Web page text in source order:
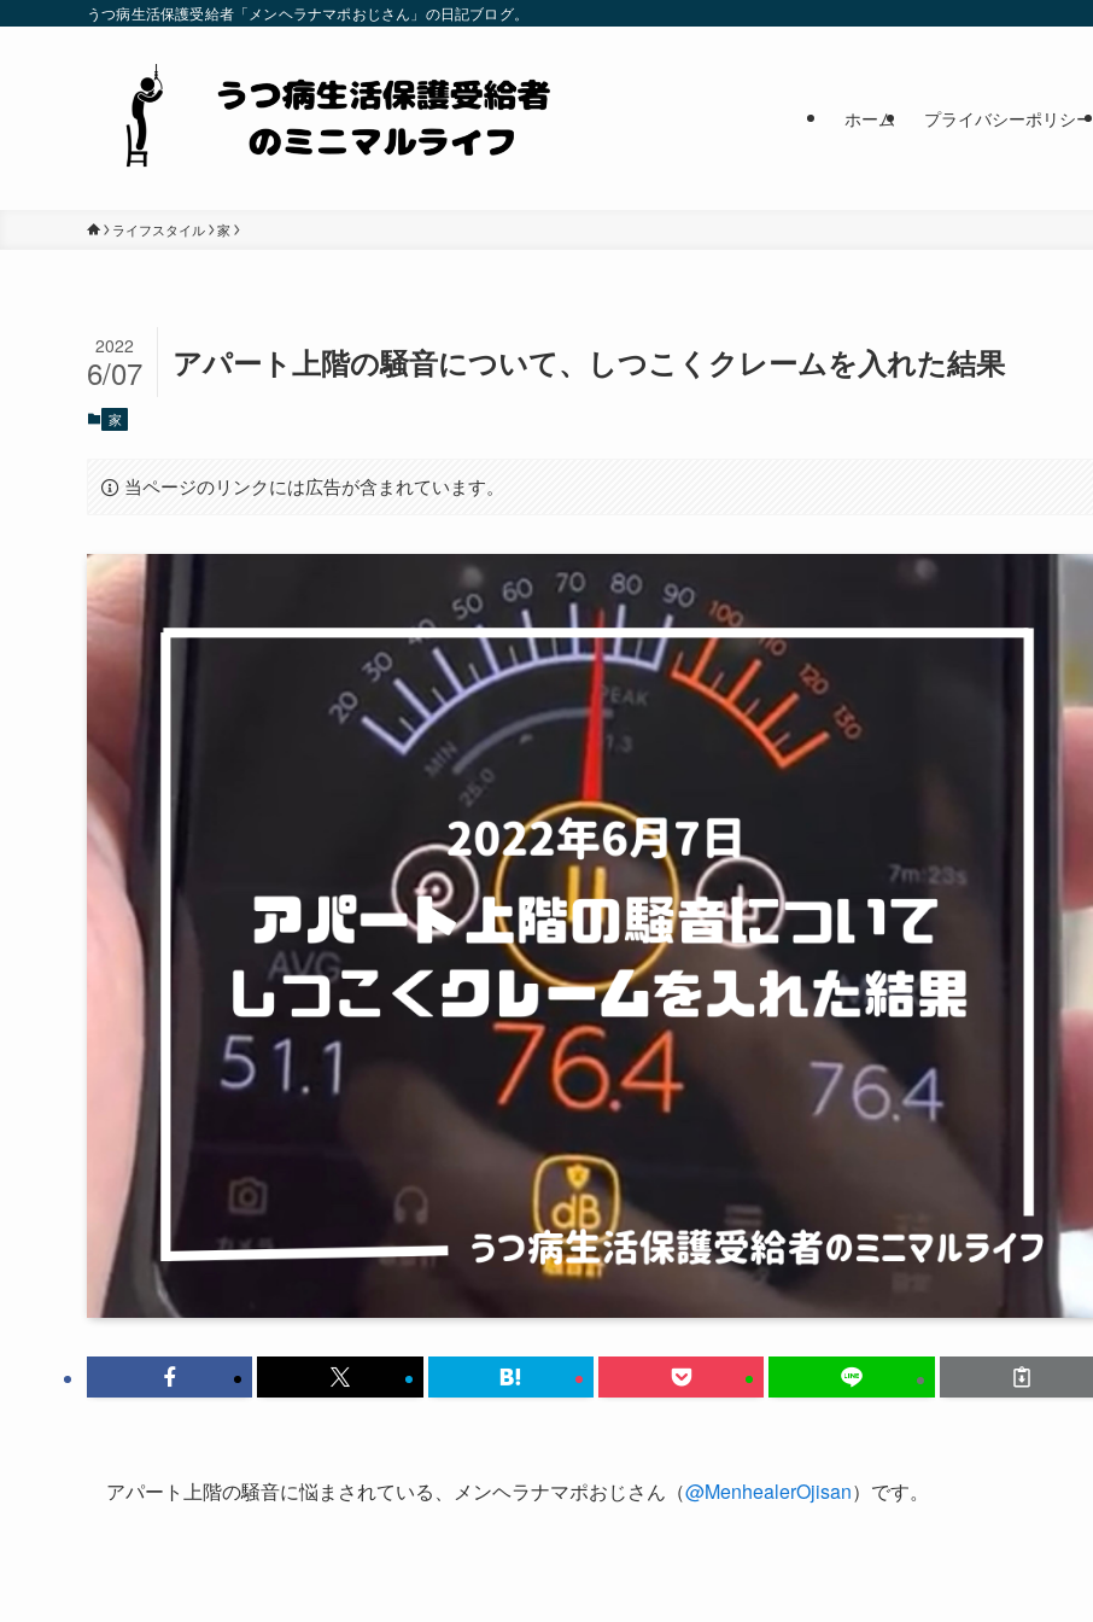
うつ病生活保護受給者「メンヘラナマポおじさん」の日記ブログ。
ホーム プライバシーポリシー
ライフスタイル 家
アパート上階の騒音について、しつこくクレームを入れた結果
2022
6/07
家
当ページのリンクには広告が含まれています。
アパート上階の騒音に悩まされている、メンヘラナマポおじさん（@MenhealerOjisan）です。